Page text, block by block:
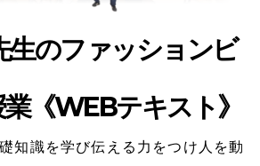
生のファッションビ
《WEBテキスト》
知識を学び伝える力をつけ人を動